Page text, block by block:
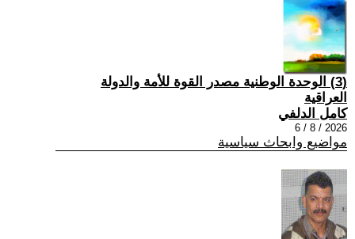
(3) الوحدة الوطنية مصدر القوة للأمة والدولة
العراقية
كامل الدلفي
2026 / 8 / 6
مواضيع وابحاث سياسية